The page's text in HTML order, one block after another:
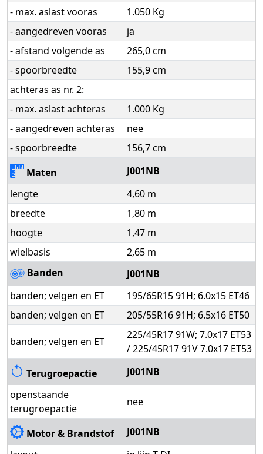
- max. aslast vooras
1.050 Kg
- aangedreven vooras
ja
- afstand volgende as
265,0 cm
- spoorbreedte
155,9 cm
achteras as nr. 2:
- max. aslast achteras
1.000 Kg
- aangedreven achteras
nee
- spoorbreedte
156,7 cm
Maten
J001NB
lengte
4,60 m
breedte
1,80 m
hoogte
1,47 m
wielbasis
2,65 m
Banden
J001NB
banden; velgen en ET
195/65R15 91H; 6.0x15 ET46
banden; velgen en ET
205/55R16 91H; 6.5x16 ET50
banden; velgen en ET
225/45R17 91W; 7.0x17 ET53
/ 225/45R17 91V 7.0x17 ET53
Terugroepactie
J001NB
openstaande
terugroepactie
nee
Motor & Brandstof
J001NB